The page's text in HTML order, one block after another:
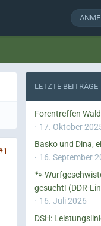
LETZTE BEITRÄGE
Forentreffen
17. Oktober
Basko und Dina,
16. September
🐾
gesucht! (DDR-
16. Juli 2026
DSH: